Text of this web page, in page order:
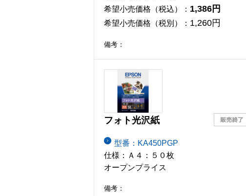
希望小売価格（税込）： 1,386円
希望小売価格（税別）： 1,260円
備考：
フォト光沢紙
型番：KA450PGP
仕様：Ａ４：５０枚
オープンプライス
備考：